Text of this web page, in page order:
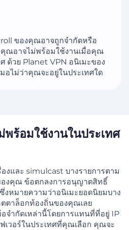
ของคุณอาจถูกจำกัดหรือ
คุณอาจไม่พร้อมใช้งานเมื่อคุณ
ด้วย Planet VPN อนิเมะของ
ไม่ว่าคุณจะอยู่ในประเทศใด
ร้อมใช้งานในประเทศ
งและ simulcast บางรายการตาม
งคุณ ข้อตกลงการอนุญาตสิทธิ์
หมายความว่าอนิเมะยอดนิยมบาง
ตตาล็อกท้องถิ่นของคุณเลย
จำกัดเหล่านี้โดยการแทนที่ที่อยู่ IP
เวอร์ในประเทศที่คุณเลือก คุณจะ